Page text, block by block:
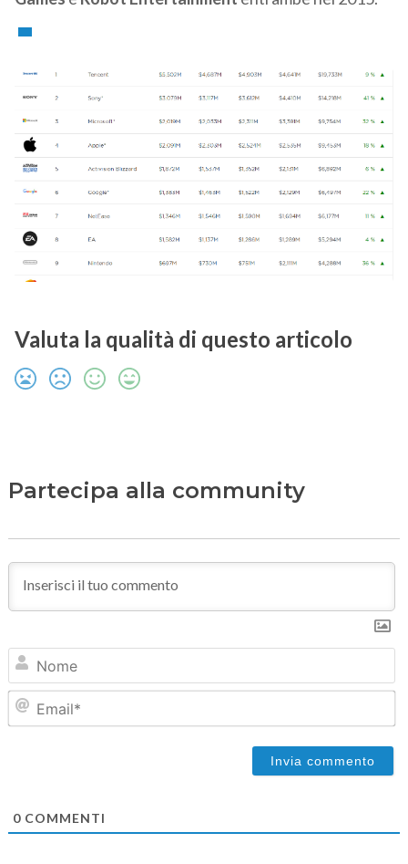
Valuta la qualità di questo articolo
Partecipa alla community
0COMMENTI